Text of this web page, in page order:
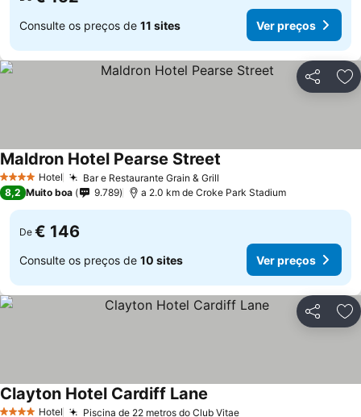
Consulte os preços de 11 sites Ver preços
Partilhar
4 EstrelasHotel Bar e Restaurante Grain & Grill
Maldron Hotel Pearse Street
8,2 Muito boa 9.789 a 2.0 km de Croke Park Stadium
De € 146
Consulte os preços de 10 sites Ver preços
Partilhar
Hotel Piscina de 22 metros do Club Vitae
Clayton Hotel Cardiff Lane